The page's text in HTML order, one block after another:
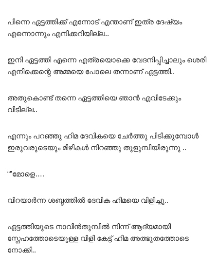
പിന്നെ ഏട്ടത്തിക്ക് എന്നോട് എന്താണ് ഇത്ര ദേഷ്യം
എന്നൊന്നും എനിക്കറിയില്ല..
ഇനി ഏട്ടത്തി എന്നെ എത്രയൊക്കെ വേദനിപ്പിച്ചാലും ശെരി
എനിക്കെന്റെ അമ്മയെ പോലെ തന്നാണ് ഏട്ടത്തി..
അതുകൊണ്ട് തന്നെ ഏട്ടത്തിയെ ഞാൻ എവിടേക്കും
വിടില്ല..
എന്നും പറഞ്ഞു ഹിമ ദേവികയെ ചേർത്തു പിടിക്കുമ്പോൾ
ഇരുവരുടെയും മിഴികൾ നിറഞ്ഞു തുളുമ്പിയിരുന്നു ..
“”മോളെ….
വിറയാർന്ന ശബ്ദത്തിൽ ദേവിക ഹിമയെ വിളിച്ചു..
ഏട്ടത്തിയുടെ നാവിൻതുമ്പിൽ നിന്ന് ആദ്യമായി
സ്നേഹത്തോടെയുള്ള വിളി കേട്ട് ഹിമ അത്ഭുതത്തോടെ
നോക്കി..